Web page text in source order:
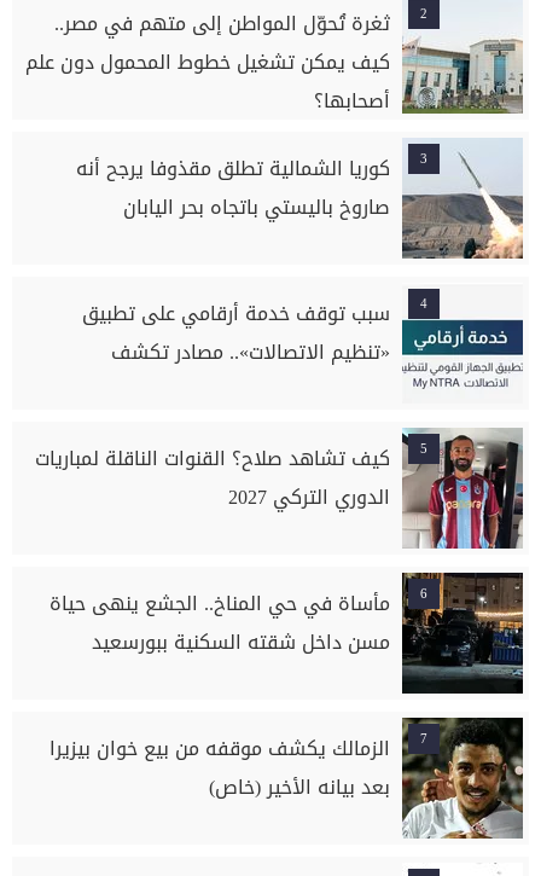
2
ثغرة تُحوّل المواطن إلى متهم في مصر..
كيف يمكن تشغيل خطوط المحمول دون علم
أصحابها؟
3
كوريا الشمالية تطلق مقذوفا يرجح أنه
صاروخ باليستي باتجاه بحر اليابان
4
سبب توقف خدمة أرقامي على تطبيق
«تنظيم الاتصالات».. مصادر تكشف
5
كيف تشاهد صلاح؟ القنوات الناقلة لمباريات
الدوري التركي 2027
6
مأساة في حي المناخ.. الجشع ينهى حياة
مسن داخل شقته السكنية ببورسعيد
7
الزمالك يكشف موقفه من بيع خوان بيزيرا
بعد بيانه الأخير (خاص)